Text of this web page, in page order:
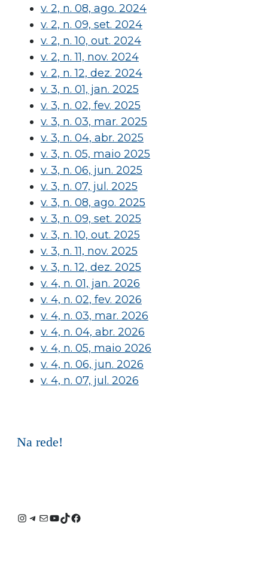
v. 2, n. 08, ago. 2024
v. 2, n. 09, set. 2024
v. 2, n. 10, out. 2024
v. 2, n. 11, nov. 2024
v. 2, n. 12, dez. 2024
v. 3, n. 01, jan. 2025
v. 3, n. 02, fev. 2025
v. 3, n. 03, mar. 2025
v. 3, n. 04, abr. 2025
v. 3, n. 05, maio 2025
v. 3, n. 06, jun. 2025
v. 3, n. 07, jul. 2025
v. 3, n. 08, ago. 2025
v. 3, n. 09, set. 2025
v. 3, n. 10, out. 2025
v. 3, n. 11, nov. 2025
v. 3, n. 12, dez. 2025
v. 4, n. 01, jan. 2026
v. 4, n. 02, fev. 2026
v. 4, n. 03, mar. 2026
v. 4, n. 04, abr. 2026
v. 4, n. 05, maio 2026
v. 4, n. 06, jun. 2026
v. 4, n. 07, jul. 2026
Na rede!
Instagram
Telegram
E-Youtube
TikTok
Facebook